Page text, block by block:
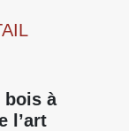
bois à
l’art